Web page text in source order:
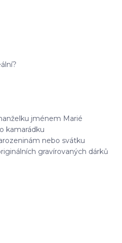
jménem Marié
kamarádku
nebo svátku
gravírovaných dárků